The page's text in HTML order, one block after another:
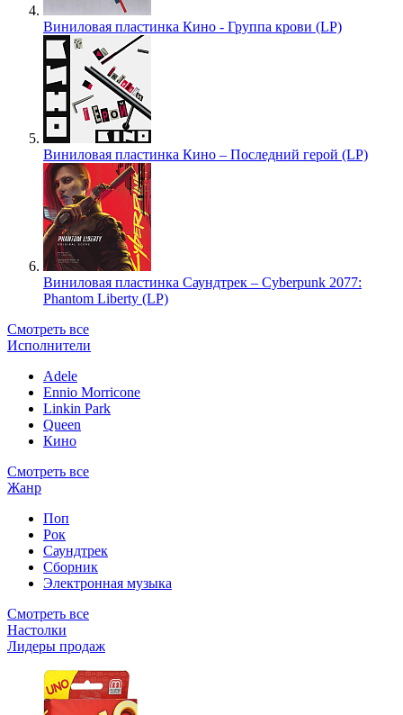
Виниловая пластинка Кино - Группа крови (LP)
Виниловая пластинка Кино – Последний герой (LP)
Виниловая пластинка Саундтрек – Cyberpunk 2077:
Phantom Liberty (LP)
Смотреть все
Исполнители
Adele
Ennio Morricone
Linkin Park
Queen
Кино
Смотреть все
Жанр
Поп
Рок
Саундтрек
Сборник
Электронная музыка
Смотреть все
Настолки
Лидеры продаж